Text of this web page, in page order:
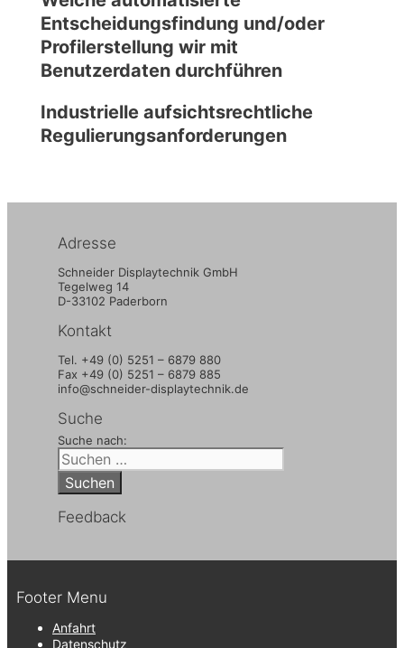
Entscheidungsfindung und/oder
Profilerstellung wir mit
Benutzerdaten durchführen
Industrielle aufsichtsrechtliche
Regulierungsanforderungen
Adresse
Schneider Displaytechnik GmbH
Tegelweg 14
D-33102 Paderborn
Kontakt
Tel. +49 (0) 5251 – 6879 880
Fax +49 (0) 5251 – 6879 885
info@schneider-displaytechnik.de
Suche
Suche nach:
Feedback
Footer Menu
Anfahrt
Datenschutz